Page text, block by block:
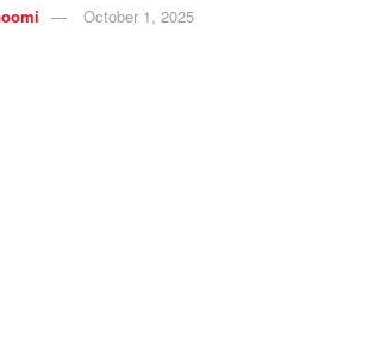
October 1, 2025